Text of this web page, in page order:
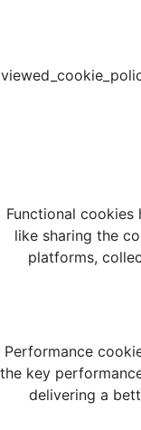
Functional
like sharing the
platforms,
Performance
the key
delivering a